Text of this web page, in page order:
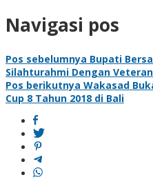
Navigasi pos
Pos sebelumnya Bupati
Silahturahmi Dengan Veteran
Pos berikutnya Wakasad
Cup 8 Tahun 2018 di Bali